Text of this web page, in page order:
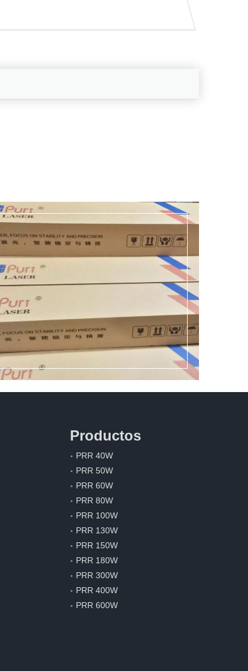
Productos
PRR 40W
PRR 50W
PRR 60W
PRR 80W
PRR 100W
PRR 130W
PRR 150W
PRR 180W
PRR 300W
PRR 400W
PRR 600W